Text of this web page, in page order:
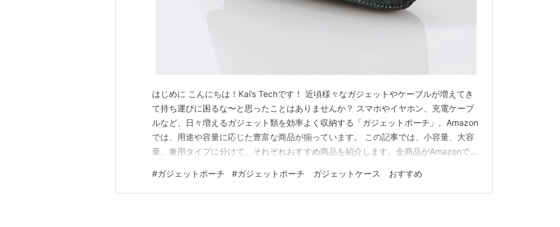
はじめに こんにちは！Kai’s Techです！ 近頃様々なガジェットやケーブルが増えてき
て持ち運びに困るな〜と思ったことはありませんか？ スマホやイヤホン、充電ケーブ
ルなど、日々増えるガジェット類を効率よく収納する「ガジェットポーチ」。Amazon
では、用途や容量に応じた豊富な商品が揃っています。 この記事では、小容量、大容
量、兼用タイプに分けて、それぞれおすすめ商品を紹介します。全商品がAmazonで購
コムのガジェットポーチはこちら ｙｈ 特徴: 手のひらサイズで、イヤホンやUSBケー
ブルなど小物を収納可能…
#ガジェットポーチ #ガジェットポーチ ガジェットケース おすすめ